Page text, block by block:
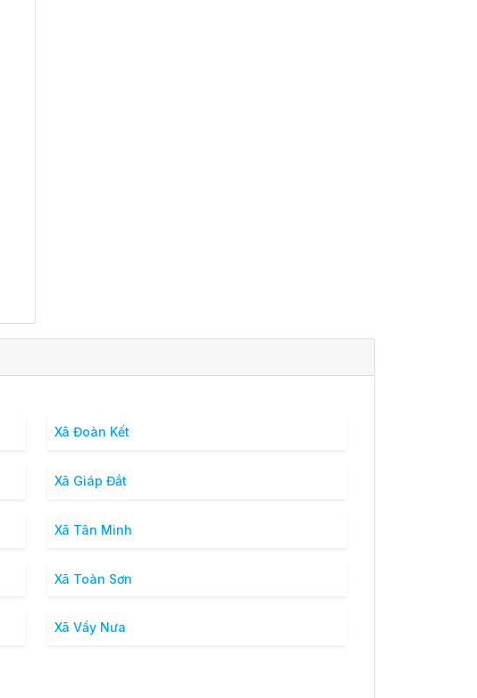
Xã Đoàn Kết
Xã Giáp Đắt
Xã Tân Minh
Xã Toàn Sơn
Xã Vầy Nưa